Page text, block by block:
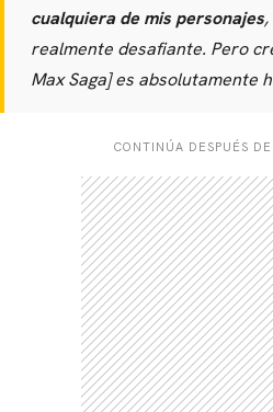
cualquiera de mis personajes
realmente desafiante. Pero
Max Saga] es absolutamente
CONTINÚA DESPUÉS
CARREGANDO